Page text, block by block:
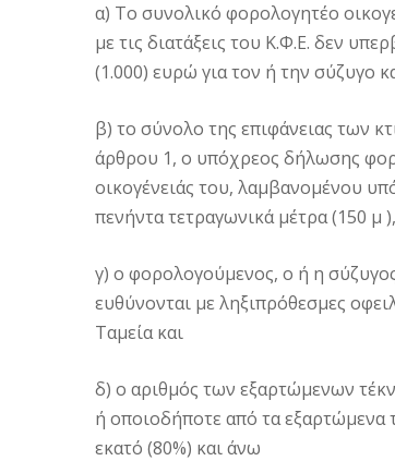
α) Το συνολικό φορολογητέο
με τις διατάξεις του Κ.Φ.Ε. δεν
(1.000) ευρώ για τον ή την σύζυγο
β) το σύνολο της επιφάνειας των
άρθρου 1, ο υπόχρεος δήλωσης
οικογένειάς του, λαμβανομένου
πενήντα τετραγωνικά μέτρα (150 μ ),
γ) ο φορολογούμενος, ο ή η
ευθύνονται με ληξιπρόθεσμες
Ταμεία και
δ) ο αριθμός των εξαρτώμενων
ή οποιοδήποτε από τα εξαρτώμενα
εκατό (80%) και άνω